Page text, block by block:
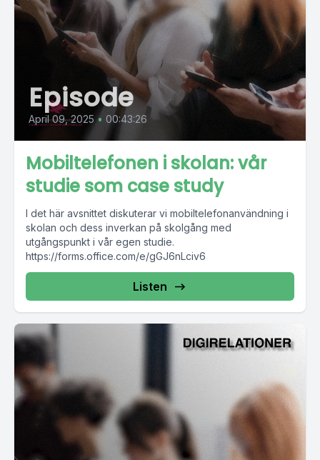
Episode
April 09, 2025 • 00:43:26
Mobiltelefonen i skolan: vår
studie som case study
I det här avsnittet diskuterar vi mobiltelefonanvändning i
skolan och dess inverkan på skolgång med
utgångspunkt i vår egen studie.
https://forms.office.com/e/gGJ6nLciv6
Listen